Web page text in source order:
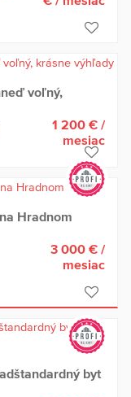
voľný,
1 200 € /
mesiac
Hradnom
3 000 € /
mesiac
byt